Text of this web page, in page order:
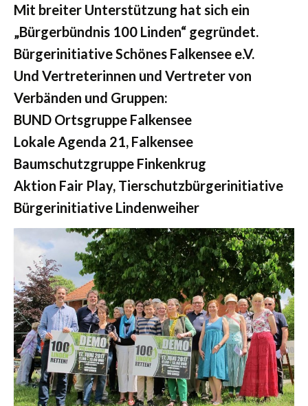
Mit breiter Unterstützung hat sich ein
„Bürgerbündnis 100 Linden“ gegründet.
Bürgerinitiative Schönes Falkensee e.V.
Und Vertreterinnen und Vertreter von
Verbänden und Gruppen:
BUND Ortsgruppe Falkensee
Lokale Agenda 21, Falkensee
Baumschutzgruppe Finkenkrug
Aktion Fair Play, Tierschutzbürgerinitiative
Bürgerinitiative Lindenweiher